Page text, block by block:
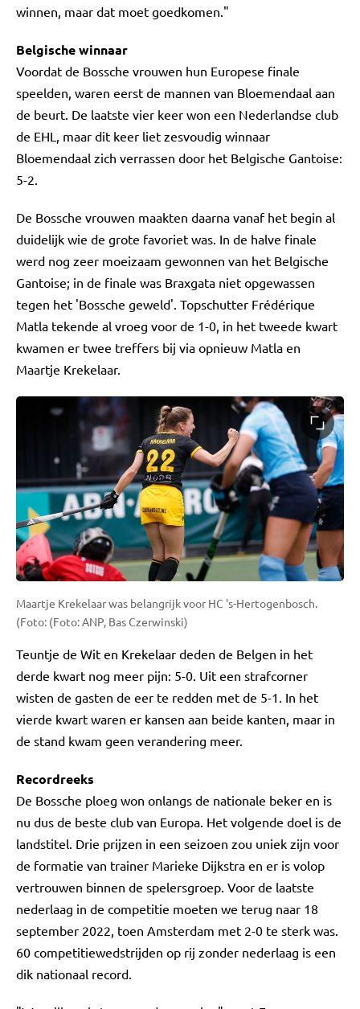
winnen, maar dat moet goedkomen."
Belgische winnaar
Voordat de Bossche vrouwen hun Europese finale
speelden, waren eerst de mannen van Bloemendaal aan
de beurt. De laatste vier keer won een Nederlandse club
de EHL, maar dit keer liet zesvoudig winnaar
Bloemendaal zich verrassen door het Belgische Gantoise:
5-2.
De Bossche vrouwen maakten daarna vanaf het begin al
duidelijk wie de grote favoriet was. In de halve finale
werd nog zeer moeizaam gewonnen van het Belgische
Gantoise; in de finale was Braxgata niet opgewassen
tegen het 'Bossche geweld'. Topschutter Frédérique
Matla tekende al vroeg voor de 1-0, in het tweede kwart
kwamen er twee treffers bij via opnieuw Matla en
Maartje Krekelaar.
Maartje Krekelaar was belangrijk voor HC 's-Hertogenbosch.
(Foto: (Foto: ANP, Bas Czerwinski)
Teuntje de Wit en Krekelaar deden de Belgen in het
derde kwart nog meer pijn: 5-0. Uit een strafcorner
wisten de gasten de eer te redden met de 5-1. In het
vierde kwart waren er kansen aan beide kanten, maar in
de stand kwam geen verandering meer.
Recordreeks
De Bossche ploeg won onlangs de nationale beker en is
nu dus de beste club van Europa. Het volgende doel is de
landstitel. Drie prijzen in een seizoen zou uniek zijn voor
de formatie van trainer Marieke Dijkstra en er is volop
vertrouwen binnen de spelersgroep. Voor de laatste
nederlaag in de competitie moeten we terug naar 18
september 2022, toen Amsterdam met 2-0 te sterk was.
60 competitiewedstrijden op rij zonder nederlaag is een
dik nationaal record.